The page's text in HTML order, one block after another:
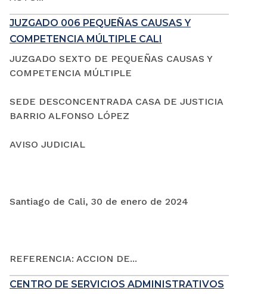
JUZGADO 006 PEQUEÑAS CAUSAS Y
COMPETENCIA MÚLTIPLE CALI
JUZGADO SEXTO DE PEQUEÑAS CAUSAS Y
COMPETENCIA MÚLTIPLE
SEDE DESCONCENTRADA CASA DE JUSTICIA
BARRIO ALFONSO LÓPEZ
AVISO JUDICIAL
Santiago de Cali, 30 de enero de 2024
REFERENCIA: ACCION DE...
CENTRO DE SERVICIOS ADMINISTRATIVOS